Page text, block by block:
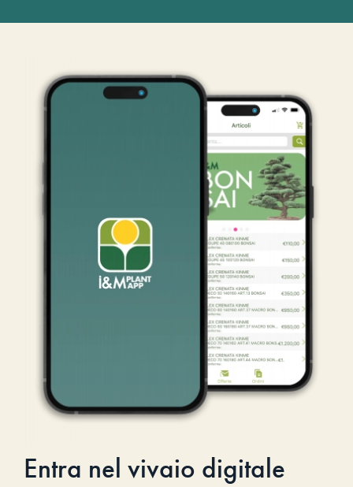
Entra nel vivaio digitale